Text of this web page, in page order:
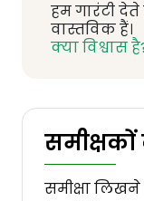
हम गारंटी देते
वास्तविक हैं।
क्या विश्वास
समीक्षा